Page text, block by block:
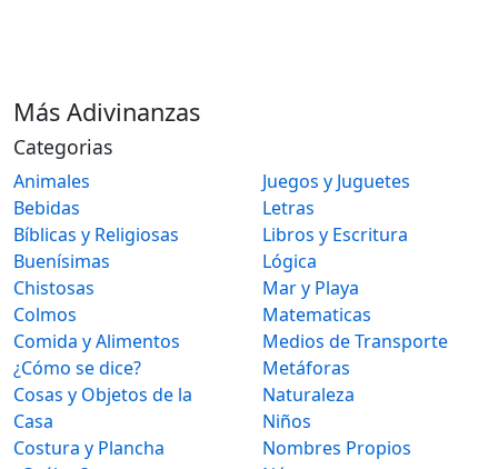
Más Adivinanzas
Categorias
Animales
Bebidas
Bíblicas y Religiosas
Buenísimas
Chistosas
Colmos
Comida y Alimentos
¿Cómo se dice?
Cosas y Objetos de la
Casa
Costura y Plancha
Juegos y Juguetes
Letras
Libros y Escritura
Lógica
Mar y Playa
Matematicas
Medios de Transporte
Metáforas
Naturaleza
Niños
Nombres Propios